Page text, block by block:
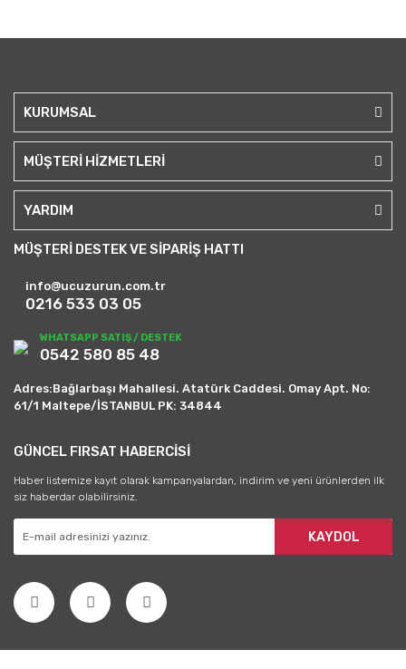
KURUMSAL
MÜŞTERİ HİZMETLERİ
YARDIM
MÜŞTERİ DESTEK VE SİPARİŞ HATTI
info@ucuzurun.com.tr
0216 533 03 05
WHATSAPP SATIŞ / DESTEK
0542 580 85 48
Adres:Bağlarbaşı Mahallesi. Atatürk Caddesi. Omay Apt. No:
61/1 Maltepe/İSTANBUL PK: 34844
GÜNCEL FIRSAT HABERCİSİ
Haber listemize kayıt olarak kampanyalardan, indirim ve yeni ürünlerden ilk
siz haberdar olabilirsiniz.
KAYDOL